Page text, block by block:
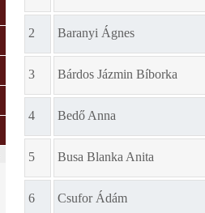
2 Baranyi Ágnes
3 Bárdos Jázmin Bíborka
4 Bedő Anna
5 Busa Blanka Anita
6 Csufor Ádám